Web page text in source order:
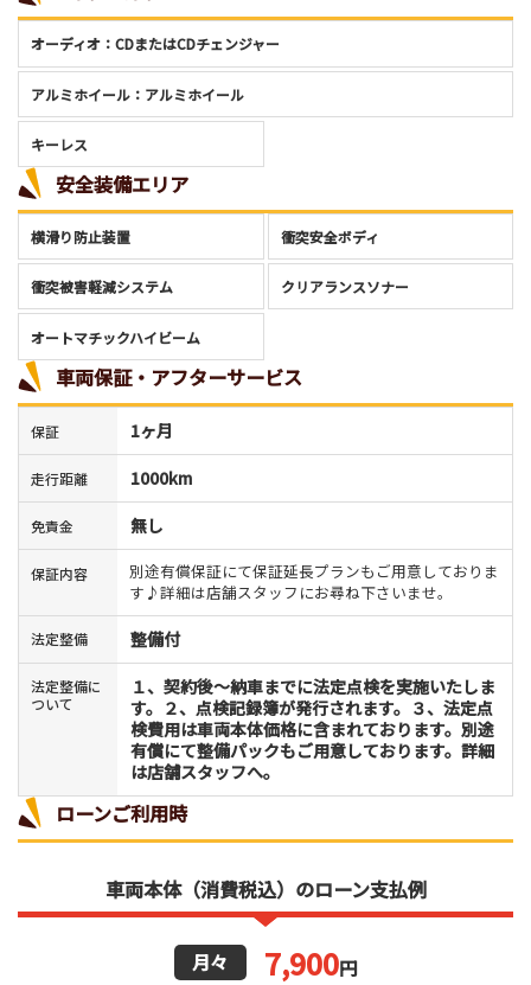
オーディオ：CDまたはCDチェンジャー
アルミホイール：アルミホイール
キーレス
安全装備エリア
横滑り防止装置 衝突安全ボディ
衝突被害軽減システム クリアランスソナー
オートマチックハイビーム
車両保証・アフターサービス
保証 1ヶ月
走行距離 1000km
免責金 無し
保証内容
別途有償保証にて保証延長プランもご用意しておりま
す♪詳細は店舗スタッフにお尋ね下さいませ。
法定整備 整備付
法定整備に
ついて
１、契約後〜納車までに法定点検を実施いたしま
す。２、点検記録簿が発行されます。３、法定点
検費用は車両本体価格に含まれております。別途
有償にて整備パックもご用意しております。詳細
は店舗スタッフへ。
ローンご利用時
車両本体（消費税込）のローン支払例
月々 7,900円